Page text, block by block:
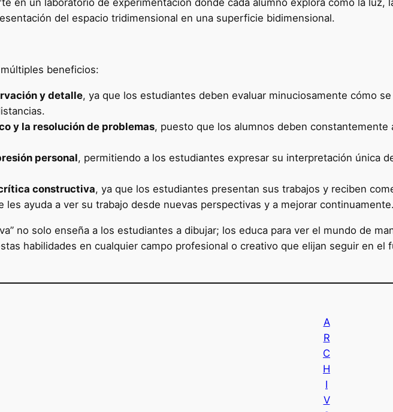
en un laboratorio de experimentación donde cada alumno explora cómo la luz,
del espacio tridimensional en una superficie bidimensional.
beneficios:
y detalle, ya que los estudiantes deben evaluar minuciosamente cómo
y la resolución de problemas, puesto que los alumnos deben constantemente
personal, permitiendo a los estudiantes expresar su interpretación única
constructiva, ya que los estudiantes presentan sus trabajos y reciben
les ayuda a ver su trabajo desde nuevas perspectivas y a mejorar continuamente.
no solo enseña a los estudiantes a dibujar; los educa para ver el mundo de
habilidades en cualquier campo profesional o creativo que elijan seguir en el
A
R
C
H
I
V